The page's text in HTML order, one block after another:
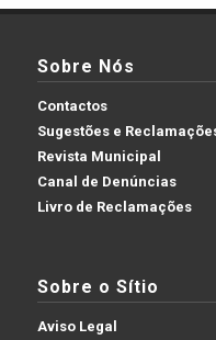
Sobre Nós
Contactos
Sugestões e
Revista Municipal
Canal de Denúncias
Livro de Reclamações
Sobre o Sítio
Aviso Legal